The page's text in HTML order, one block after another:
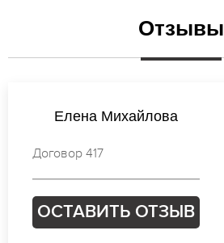
Отзывы
Екатерина Михайлова
Договор 701
ОСТАВИТЬ ОТЗЫВ